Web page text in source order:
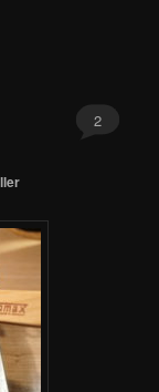
2